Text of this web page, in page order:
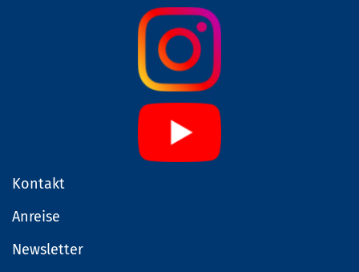
Kontakt
Anreise
Newsletter